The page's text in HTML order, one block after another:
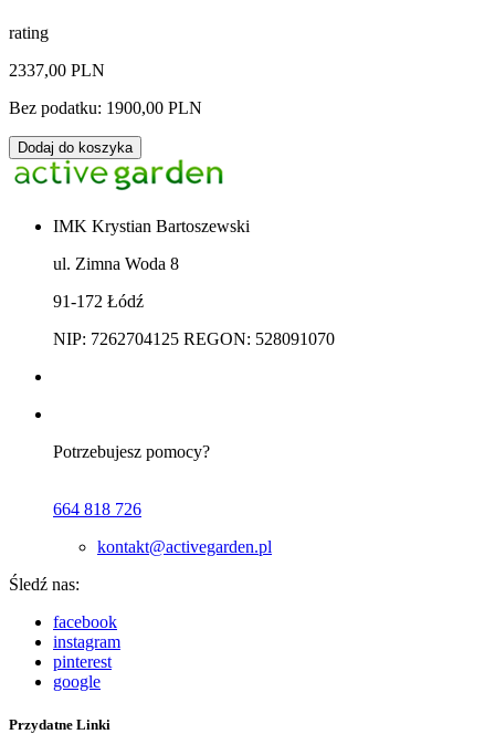
rating
2337,00 PLN
Bez podatku: 1900,00 PLN
Dodaj do koszyka
IMK Krystian Bartoszewski
ul. Zimna Woda 8
91-172 Łódź
NIP: 7262704125 REGON: 528091070
Potrzebujesz pomocy?
664 818 726
kontakt@activegarden.pl
Śledź nas:
facebook
instagram
pinterest
google
Przydatne Linki